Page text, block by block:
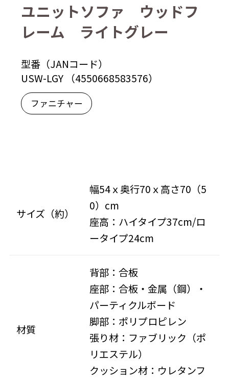
ユニットソファ ウッドフ
レーム ライトグレー
型番（JANコード）
USW-LGY （4550668583576）
ファニチャー
サイズ（約）
幅54ｘ奥行70ｘ高さ70（5
0）cm
座高：ハイタイプ37cm/ロ
ータイプ24cm
材質
背部：合板
座部：合板・金属（鋼）・
パーティクルボード
脚部：ポリプロピレン
張り材：ファブリック（ポ
リエステル）
クッション材：ウレタンフ